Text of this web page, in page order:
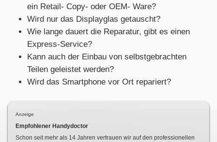
ein Retail- Copy- oder OEM- Ware?
Wird nur das Displayglas getauscht?
Wie lange dauert die Reparatur, gibt es einen
Express-Service?
Kann auch der Einbau von selbstgebrachten
Teilen geleistet werden?
Wird das Smartphone vor Ort repariert?
Anzeige
Empfohlener Handydoctor
Schon seit mehr als 14 Jahren vertrauen wir auf den professionellen